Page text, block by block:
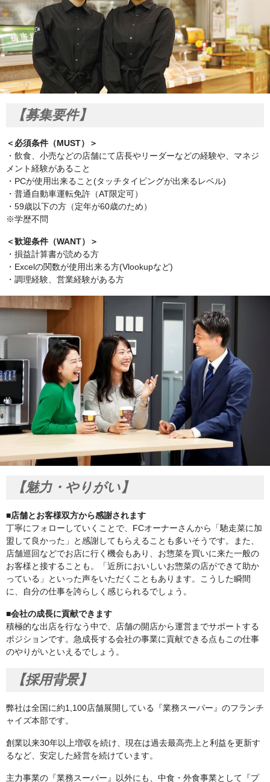
【募集要件】
＜必須条件（MUST）＞
・飲食、小売などの店舗にて店長やリーダーなどの経験や、マネジ
メント経験があること
・PCが使用出来ること(タッチタイピングが出来るレベル)
・普通自動車運転免許（AT限定可）
・59歳以下の方（定年が60歳のため）
※学歴不問
＜歓迎条件（WANT）＞
・損益計算書が読める方
・Excelの関数が使用出来る方(Vlookupなど)
・調理経験、営業経験がある方
【魅力・やりがい】
■店舗とお客様双方から感謝されます
丁寧にフォローしていくことで、FCオーナーさんから「馳走菜に加
盟して良かった」と感謝してもらえることも多いそうです。また、
店舗巡回などでお店に行く機会もあり、お惣菜を買いに来た一般の
お客様と接することも。「近所においしいお惣菜の店ができて助か
っている」といった声をいただくこともあります。こうした瞬間
に、自分の仕事を誇らしく感じられるでしょう。
■会社の成長に貢献できます
積極的な出店を行なう中で、店舗の開店から運営までサポートする
ポジションです。急成長する会社の事業に貢献できる点もこの仕事
のやりがいといえるでしょう。
【採用背景】
弊社は全国に約1,100店舗展開している『業務スーパー』のフランチ
ャイズ本部です。
創業以来30年以上増収を続け、現在は過去最高売上と利益を更新す
るなど、安定した経営を続けています。
主力事業の『業務スーパー』以外にも、中食・外食事業として『プ